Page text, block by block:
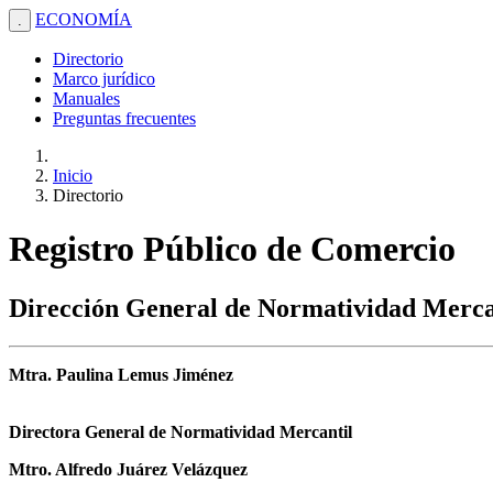
. ECONOMÍA
Directorio
Marco jurídico
Manuales
Preguntas frecuentes
Inicio
Directorio
Registro Público de Comercio
Dirección General de Normatividad
Mtra. Paulina Lemus Jiménez
Directora General de Normatividad Mercantil
Mtro. Alfredo Juárez Velázquez